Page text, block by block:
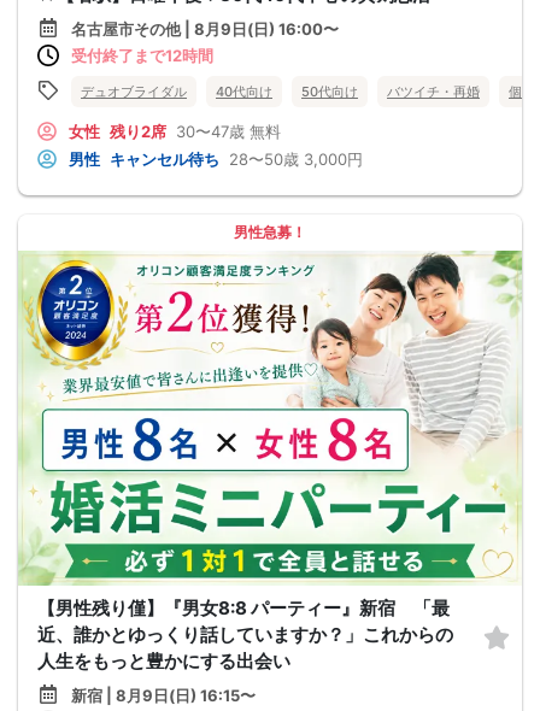
名古屋市その他 | 8月9日(日) 16:00〜
受付終了まで12時間
デュオブライダル 40代向け 50代向け バツイチ・再婚 個室
女性 残り2席 30〜47歳 無料
男性 キャンセル待ち 28〜50歳 3,000円
男性急募！
【男性残り僅】『男女8:8 パーティー』新宿 「最
近、誰かとゆっくり話していますか？」これからの
人生をもっと豊かにする出会い
新宿 | 8月9日(日) 16:15〜